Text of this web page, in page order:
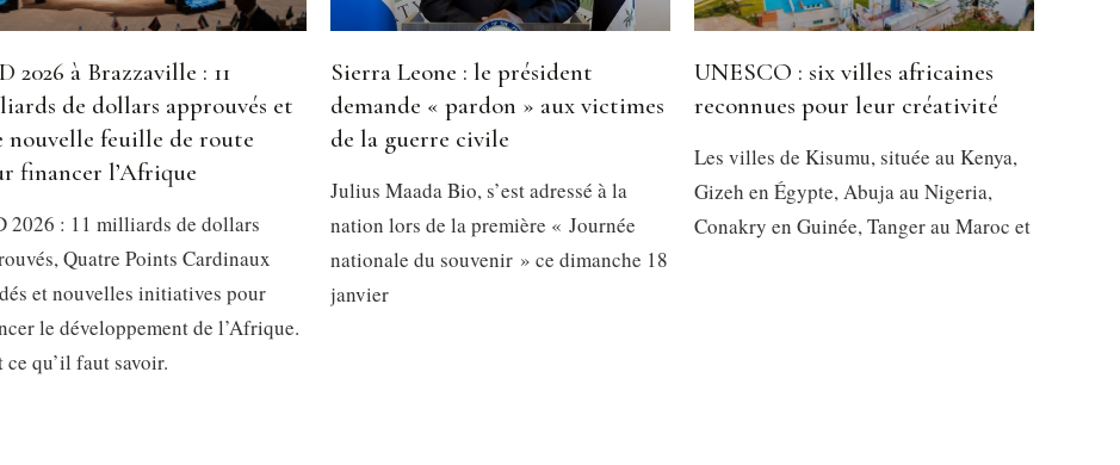
2026 à Brazzaville : 11
de dollars approuvés et
nouvelle feuille de route
financer l’Afrique
2026 : 11 milliards de dollars
Quatre Points Cardinaux
et nouvelles initiatives pour
le développement de l’Afrique.
ce qu’il faut savoir.
Sierra Leone : le président
demande « pardon » aux victimes
de la guerre civile
Julius Maada Bio, s’est adressé à la
nation lors de la première « Journée
nationale du souvenir » ce dimanche 18
janvier
UNESCO : six villes africaines
reconnues pour leur créativité
Les villes de Kisumu, située au Kenya,
Gizeh en Égypte, Abuja au Nigeria,
Conakry en Guinée, Tanger au Maroc et